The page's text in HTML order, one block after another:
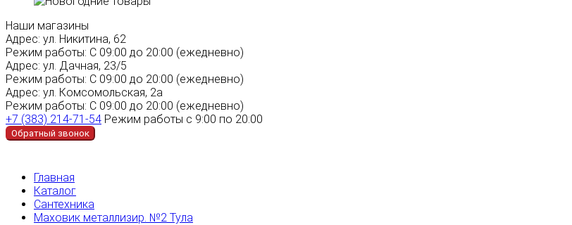
Наши магазины
Адрес: ул. Никитина, 62
Режим работы: С 09:00 до 20:00 (ежедневно)
Адрес: ул. Дачная, 23/5
Режим работы: С 09:00 до 20:00 (ежедневно)
Адрес: ул. Комсомольская, 2а
Режим работы: С 09:00 до 20:00 (ежедневно)
+7 (383) 214-71-54 Режим работы с 9:00 по 20:00
Обратный звонок
Главная
Каталог
Сантехника
Маховик металлизир. №2 Тула